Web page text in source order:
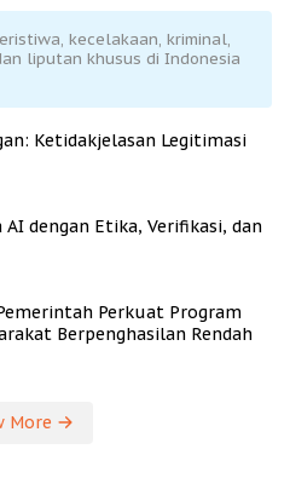
kecelakaan, kriminal,
liputan khusus di Indonesia
Ketidakjelasan Legitimasi
dengan Etika, Verifikasi, dan
Perkuat Program
Berpenghasilan Rendah
More